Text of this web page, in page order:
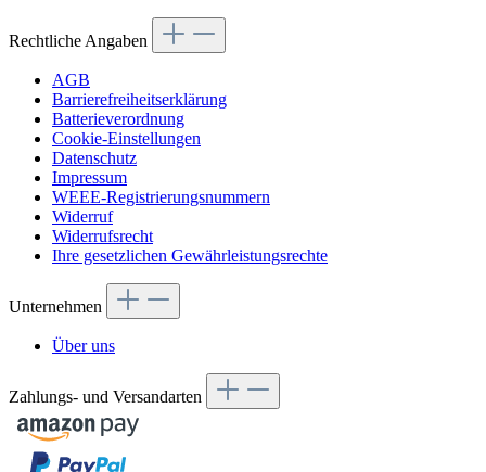
Rechtliche Angaben
AGB
Barrierefreiheitserklärung
Batterieverordnung
Cookie-Einstellungen
Datenschutz
Impressum
WEEE-Registrierungsnummern
Widerruf
Widerrufsrecht
Ihre gesetzlichen Gewährleistungsrechte
Unternehmen
Über uns
Zahlungs- und Versandarten